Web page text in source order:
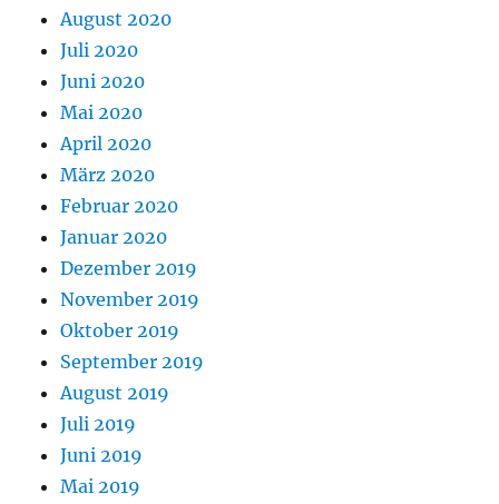
August 2020
Juli 2020
Juni 2020
Mai 2020
April 2020
März 2020
Februar 2020
Januar 2020
Dezember 2019
November 2019
Oktober 2019
September 2019
August 2019
Juli 2019
Juni 2019
Mai 2019